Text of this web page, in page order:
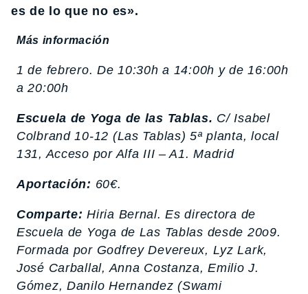
es de lo que no es».
Más información
1 de febrero. De 10:30h a 14:00h y de 16:00h
a 20:00h
Escuela de Yoga de las Tablas. C/ Isabel
Colbrand 10-12 (Las Tablas) 5ª planta, local
131, Acceso por Alfa III – A1. Madrid
Aportación: 60€.
Comparte: Hiria Bernal. Es directora de
Escuela de Yoga de Las Tablas desde 20o9.
Formada por Godfrey Devereux, Lyz Lark,
José Carballal, Anna Costanza, Emilio J.
Gómez, Danilo Hernandez (Swami